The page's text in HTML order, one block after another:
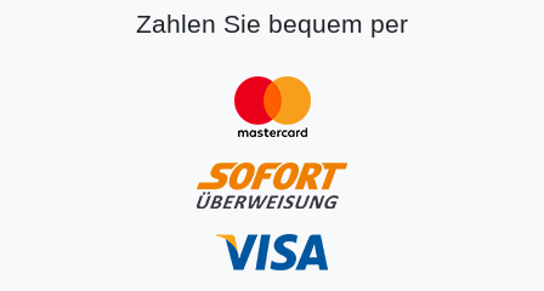
Zahlen Sie bequem per